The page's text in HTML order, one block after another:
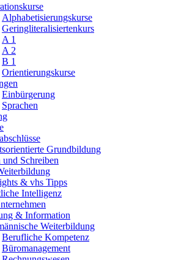
Alphabetisierungskurse
Geringliteralisiertenkurs
A 1
A 2
B 1
Orientierungskurse
Einbürgerung
Sprachen
Grundbildung
und Schreiben
& vhs Tipps
Intelligenz
& Information
Weiterbildung
Berufliche Kompetenz
Büromanagement